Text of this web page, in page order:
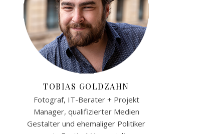
TOBIAS GOLDZAHN
Fotograf, IT-Berater + Projekt
Manager, qualifizierter Medien
Gestalter und ehemaliger Politiker